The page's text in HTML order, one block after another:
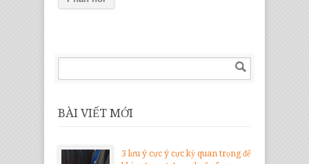
BÀI VIẾT MỚI
3 lưu ý cực ý cực kỳ quan trọng để